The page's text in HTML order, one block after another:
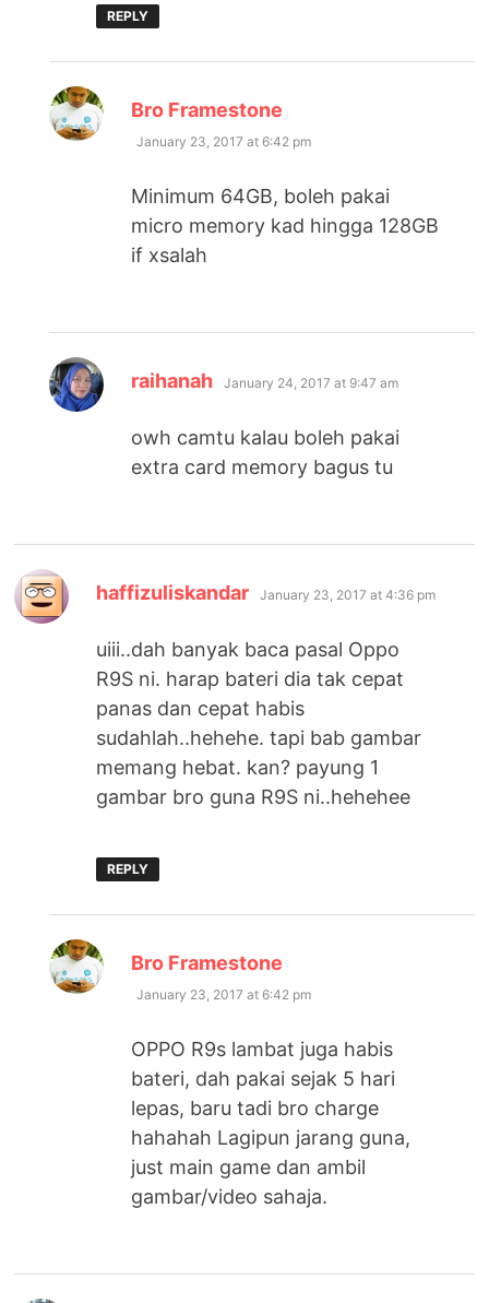
REPLY
Bro Framestone
January 23, 2017 at 6:42 pm
Minimum 64GB, boleh pakai
micro memory kad hingga 128GB
if xsalah
raihanah says:
January 24, 2017 at 9:47 am
owh camtu kalau boleh pakai
extra card memory bagus tu
haffizuliskandar says:
January 23, 2017 at 4:36 pm
uiii..dah banyak baca pasal Oppo
R9S ni. harap bateri dia tak cepat
panas dan cepat habis
sudahlah..hehehe. tapi bab gambar
memang hebat. kan? payung 1
gambar bro guna R9S ni..hehehee
REPLY
Bro Framestone
January 23, 2017 at 6:42 pm
OPPO R9s lambat juga habis
bateri, dah pakai sejak 5 hari
lepas, baru tadi bro charge
hahahah Lagipun jarang guna,
just main game dan ambil
gambar/video sahaja.